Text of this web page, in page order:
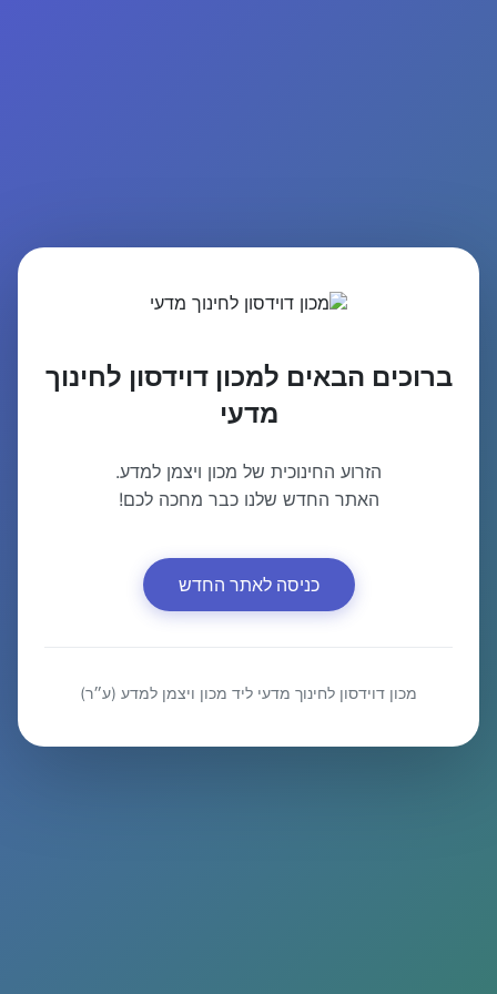
ברוכים הבאים למכון דוידסון לחינוך
מדעי
הזרוע החינוכית של מכון ויצמן למדע.
האתר החדש שלנו כבר מחכה לכם!
כניסה לאתר החדש
מכון דוידסון לחינוך מדעי ליד מכון ויצמן למדע (ע״ר)